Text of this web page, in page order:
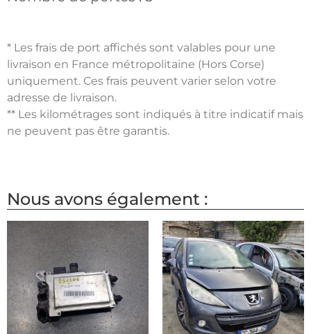
* Les frais de port affichés sont valables pour une
livraison en France métropolitaine (Hors Corse)
uniquement. Ces frais peuvent varier selon votre
adresse de livraison.
** Les kilométrages sont indiqués à titre indicatif mais
ne peuvent pas être garantis.
Nous avons également :